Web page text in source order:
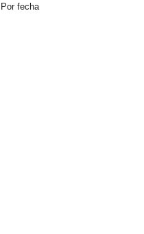
Por fecha